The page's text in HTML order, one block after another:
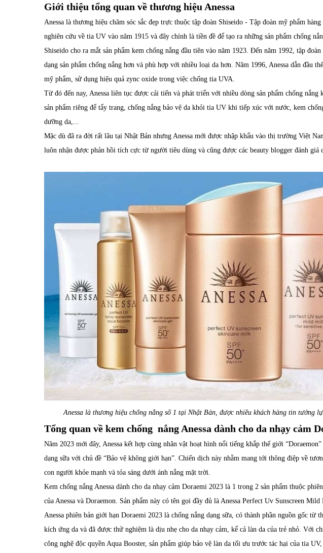
Giới thiệu tổng quan về thương hiệu Anessa
Anessa là thương hiệu chăm sóc sắc đẹp trực thuộc tập đoàn Shiseido - Tập đoàn mỹ phẩm
nghiên cứu về tia UV vào năm 1915 và đây chính là tiền đề để tạo ra những sản phẩm chống
Shiseido cho ra mắt sản phẩm kem chống nắng đầu tiên vào năm 1923. Đến năm 1992, tập
dạng sản phẩm chống nắng hơn và phù hợp với nhiều loại da hơn. Năm 1996, Anessa dẫn đầu
mỹ phẩm, sử dụng hiệu quả zync oxide trong việc chống tia UVA.
Từ đó đến nay, Anessa liên tục được cải tiến và phát triển với nhiều dòng sản phẩm chống nắng
sản phẩm riêng để tẩy trang, chống nắng bảo vệ da khỏi tia UV khi tiếp xúc với nước, kem
dưỡng da,...
Mặc dù đã ra đời rất lâu tại Nhật Bản nhưng Anessa mới được nhập khẩu vào thị trường Việt
luôn nhận được phản hồi tích cực từ người tiêu dùng và cũng được các beauty blogger đánh giá
Anessa là thương hiệu chống nắng số 1 tại Nhật Bản, được nhiều khách hàng tin tưởng
Tổng quan về kem chống nắng Anessa dành cho da nhạy cảm
Năm 2023 mới đây, Anessa kết hợp cùng nhân vật hoạt hình nổi tiếng khắp thế giới
dạng sữa với chủ đề “Bảo vệ không giới hạn”. Chiến dịch này nhằm mang tới thông điệp về
con người khỏe mạnh và tỏa sáng dưới ánh nắng mặt trời.
Kem chống nắng Anessa dành cho da nhạy cảm Doraemi 2023 là 1 trong 2 sản phẩm thuộc
của Anessa và Doraemon. Sản phẩm này có tên gọi đầy đủ là Anessa Perfect Uv Sunscreen
Anessa phiên bản giới hạn Doraemi 2023 là chống nắng dạng sữa, có thành phần nguồn gốc từ
kích ứng da và đã được thử nghiệm là dịu nhẹ cho da nhạy cảm, kể cả làn da của trẻ nhỏ. Với
công nghệ độc quyền Aqua Booster, sản phẩm giúp bảo vệ làn da tối ưu trước tác hại của tia